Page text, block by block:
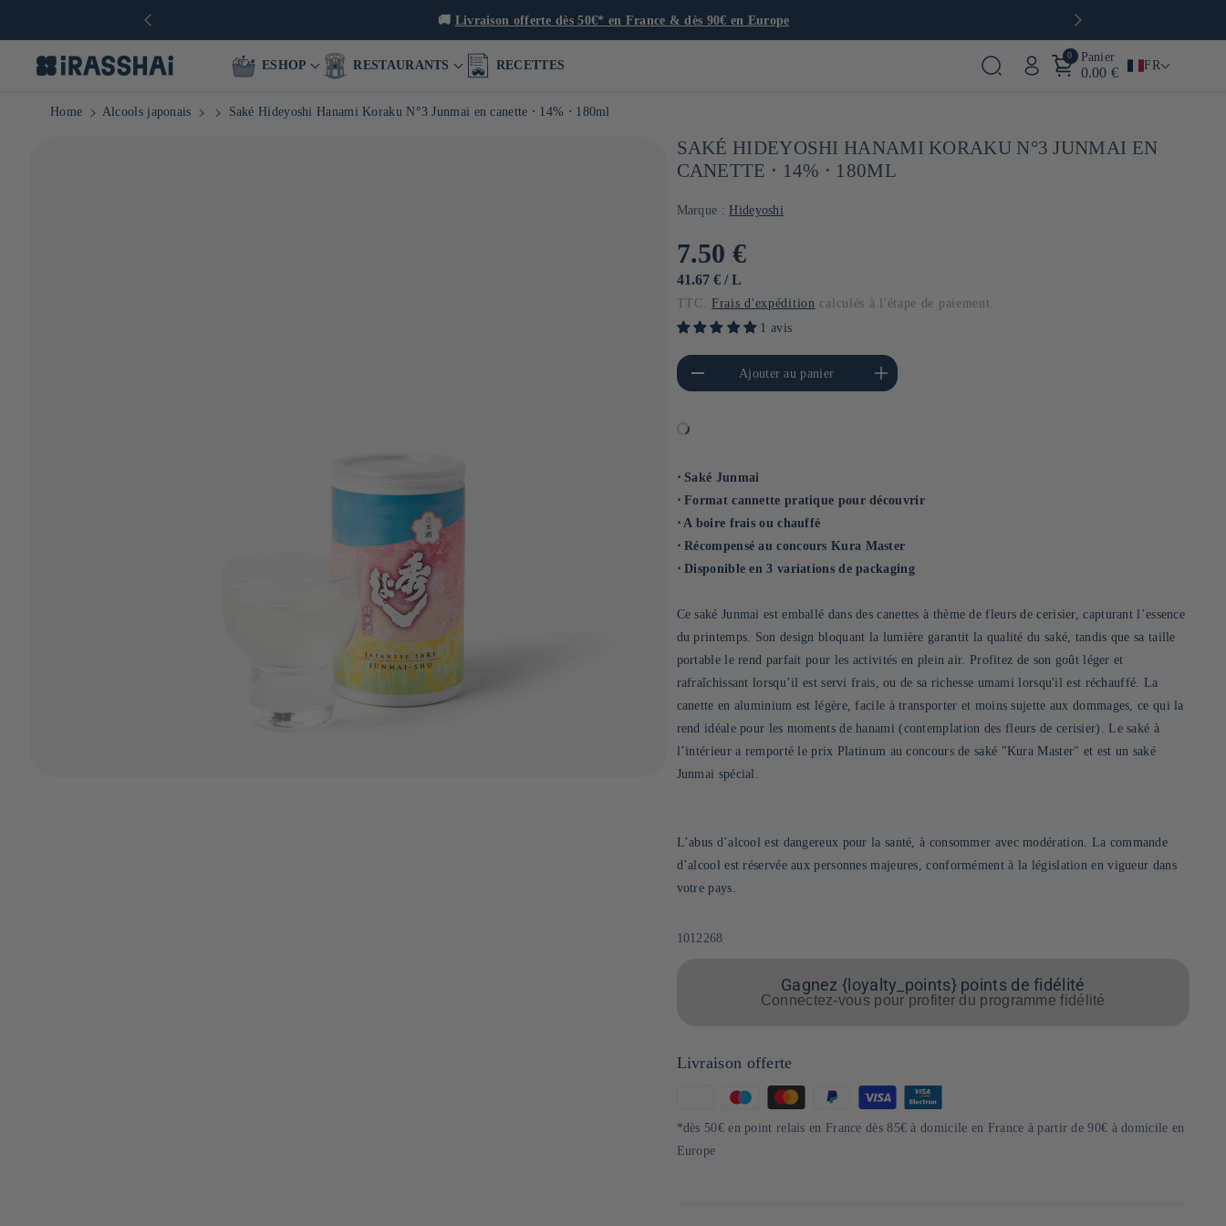
Livraison offerte dès 50€* en France & dès 90€ en Europe 🍙 Restaurants, boutique & café à Paris
ESHOP RESTAURANTS RECETTES
0 Panier
0.00 € FR
Home Alcools japonais Saké Hideyoshi Hanami Koraku N°3 Junmai en canette ⋅ 14% ⋅ 180ml
SAKÉ HIDEYOSHI HANAMI KORAKU N°3 JUNMAI EN
CANETTE ⋅ 14% ⋅ 180ML
Marque : Hideyoshi
Prix
habituel
7.50 €
PRIX
41.67 € / PAR
L
TTC. Frais d'expédition calculés à l'étape de paiement.
1 avis
Réduire la quantité de Default
Title
Ajouter au panier
Augmenter la quantité de
Default Title
⋅ Saké Junmai
⋅ Format cannette pratique pour découvrir
⋅ A boire frais ou chauffé
⋅ Récompensé au concours Kura Master
⋅ Disponible en 3 variations de packaging
Ce saké Junmai est emballé dans des canettes à thème de fleurs de cerisier, capturant l’essence
du printemps. Son design bloquant la lumière garantit la qualité du saké, tandis que sa taille
portable le rend parfait pour les activités en plein air. Profitez de son goût léger et
rafraîchissant lorsqu’il est servi frais, ou de sa richesse umami lorsqu'il est réchauffé. La
canette en aluminium est légère, facile à transporter et moins sujette aux dommages, ce qui la
rend idéale pour les moments de hanami (contemplation des fleurs de cerisier). Le saké à
l’intérieur a remporté le prix Platinum au concours de saké "Kura Master" et est un saké
Junmai spécial.
L’abus d’alcool est dangereux pour la santé, à consommer avec modération. La commande
d’alcool est réservée aux personnes majeures, conformément à la législation en vigueur dans
votre pays.
SKU:
1012268
Gagnez {loyalty_points} points de fidélité
Connectez-vous pour profiter du programme fidélité
Livraison offerte
de
paiement
*dès 50€ en point relais en France dès 85€ à domicile en France à partir de 90€ à domicile en
Europe